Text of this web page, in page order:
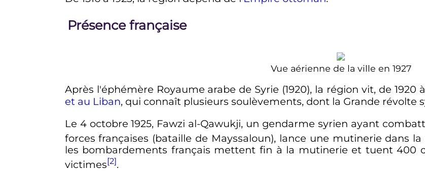
Présence française
Vue aérienne de la ville en 1927
Après l'éphémère Royaume arabe de Syrie (1920), la région vit, de 1920
et au Liban, qui connaît plusieurs soulèvements, dont la Grande révolte
Le 4 octobre 1925, Fawzi al-Qawukji, un gendarme syrien ayant
forces françaises (bataille de Mayssaloun), lance une mutinerie dans
les bombardements français mettent fin à la mutinerie et tuent 400
victimes[2].